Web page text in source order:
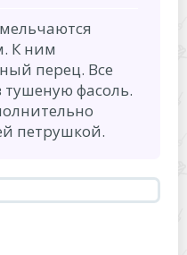
К ним
перец. Все
тушеную фасоль.
петрушкой.